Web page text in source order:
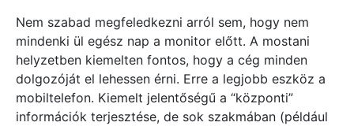
Nem szabad megfeledkezni arról sem, hogy nem
mindenki ül egész nap a monitor előtt. A mostani
helyzetben kiemelten fontos, hogy a cég minden
dolgozóját el lehessen érni. Erre a legjobb eszköz a
mobiltelefon. Kiemelt jelentőségű a “központi”
információk terjesztése, de sok szakmában (például